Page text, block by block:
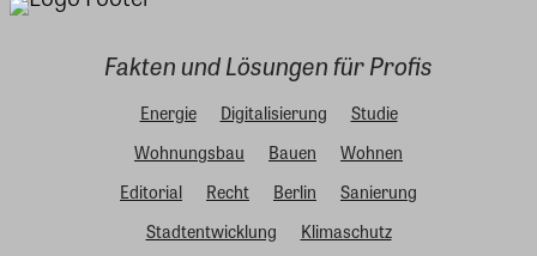
Fakten und Lösungen für Profis
Energie Digitalisierung
Studie
Wohnungsbau
Bauen
Wohnen
Editorial
Recht Berlin
Sanierung
Stadtentwicklung
Klimaschutz